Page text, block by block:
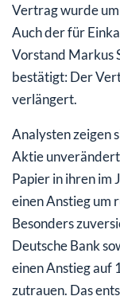
Vertrag wurde
Auch der für
Vorstand Markus
bestätigt: Der
verlängert.
Analysten zeigen
Aktie unverändert
Papier in ihren im
einen Anstieg um
Besonders
Deutsche Bank
einen Anstieg auf
zutrauen. Das